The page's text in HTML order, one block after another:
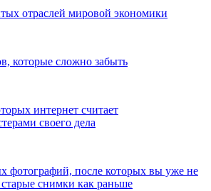
отраслей мировой экономики
которые сложно забыть
интернет считает
своего дела
фотографий, после которых вы уже не
снимки как раньше